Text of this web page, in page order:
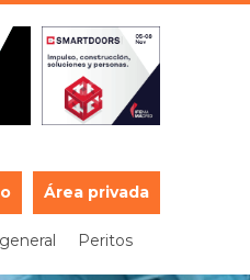
Área privada
Peritos